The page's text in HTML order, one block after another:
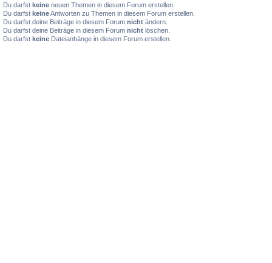
Du darfst keine neuen Themen in diesem Forum erstellen.
Du darfst keineAntworten zu Themen in diesem Forum erstellen.
Du darfst deine Beiträge in diesem Forum nicht ändern.
Du darfst deine Beiträge in diesem Forum nicht löschen.
Du darfst keine Dateianhänge in diesem Forum erstellen.